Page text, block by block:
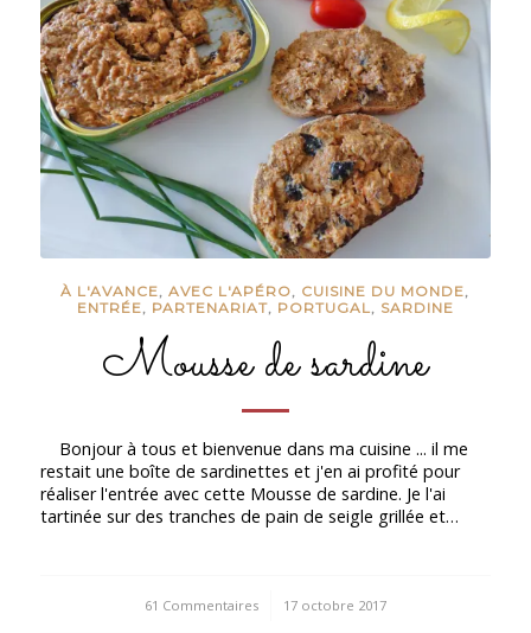
À L'AVANCE,AVEC L'APÉRO, CUISINE DU MONDE,
ENTRÉE, PARTENARIAT, PORTUGAL, SARDINE
Mousse de sardine
Bonjour à tous et bienvenue dans ma cuisine ... il me
restait une boîte de sardinettes et j'en ai profité pour
réaliser l'entrée avec cette Mousse de sardine. Je l'ai
tartinée sur des tranches de pain de seigle grillée et…
61 Commentaires
/ 17 octobre 2017